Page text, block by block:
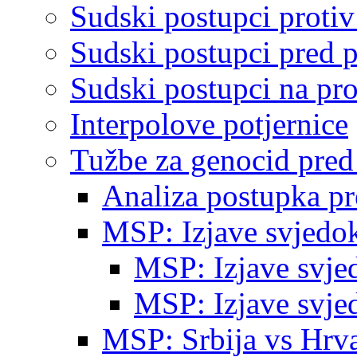
Sudski postupci
Sudski postupci pred
Sudski postupci na
Interpolove potjernice
Tužbe za genocid
Analiza postupka
MSP: Izjave
MSP: Izjave
MSP: Izjave
MSP: Srbija vs